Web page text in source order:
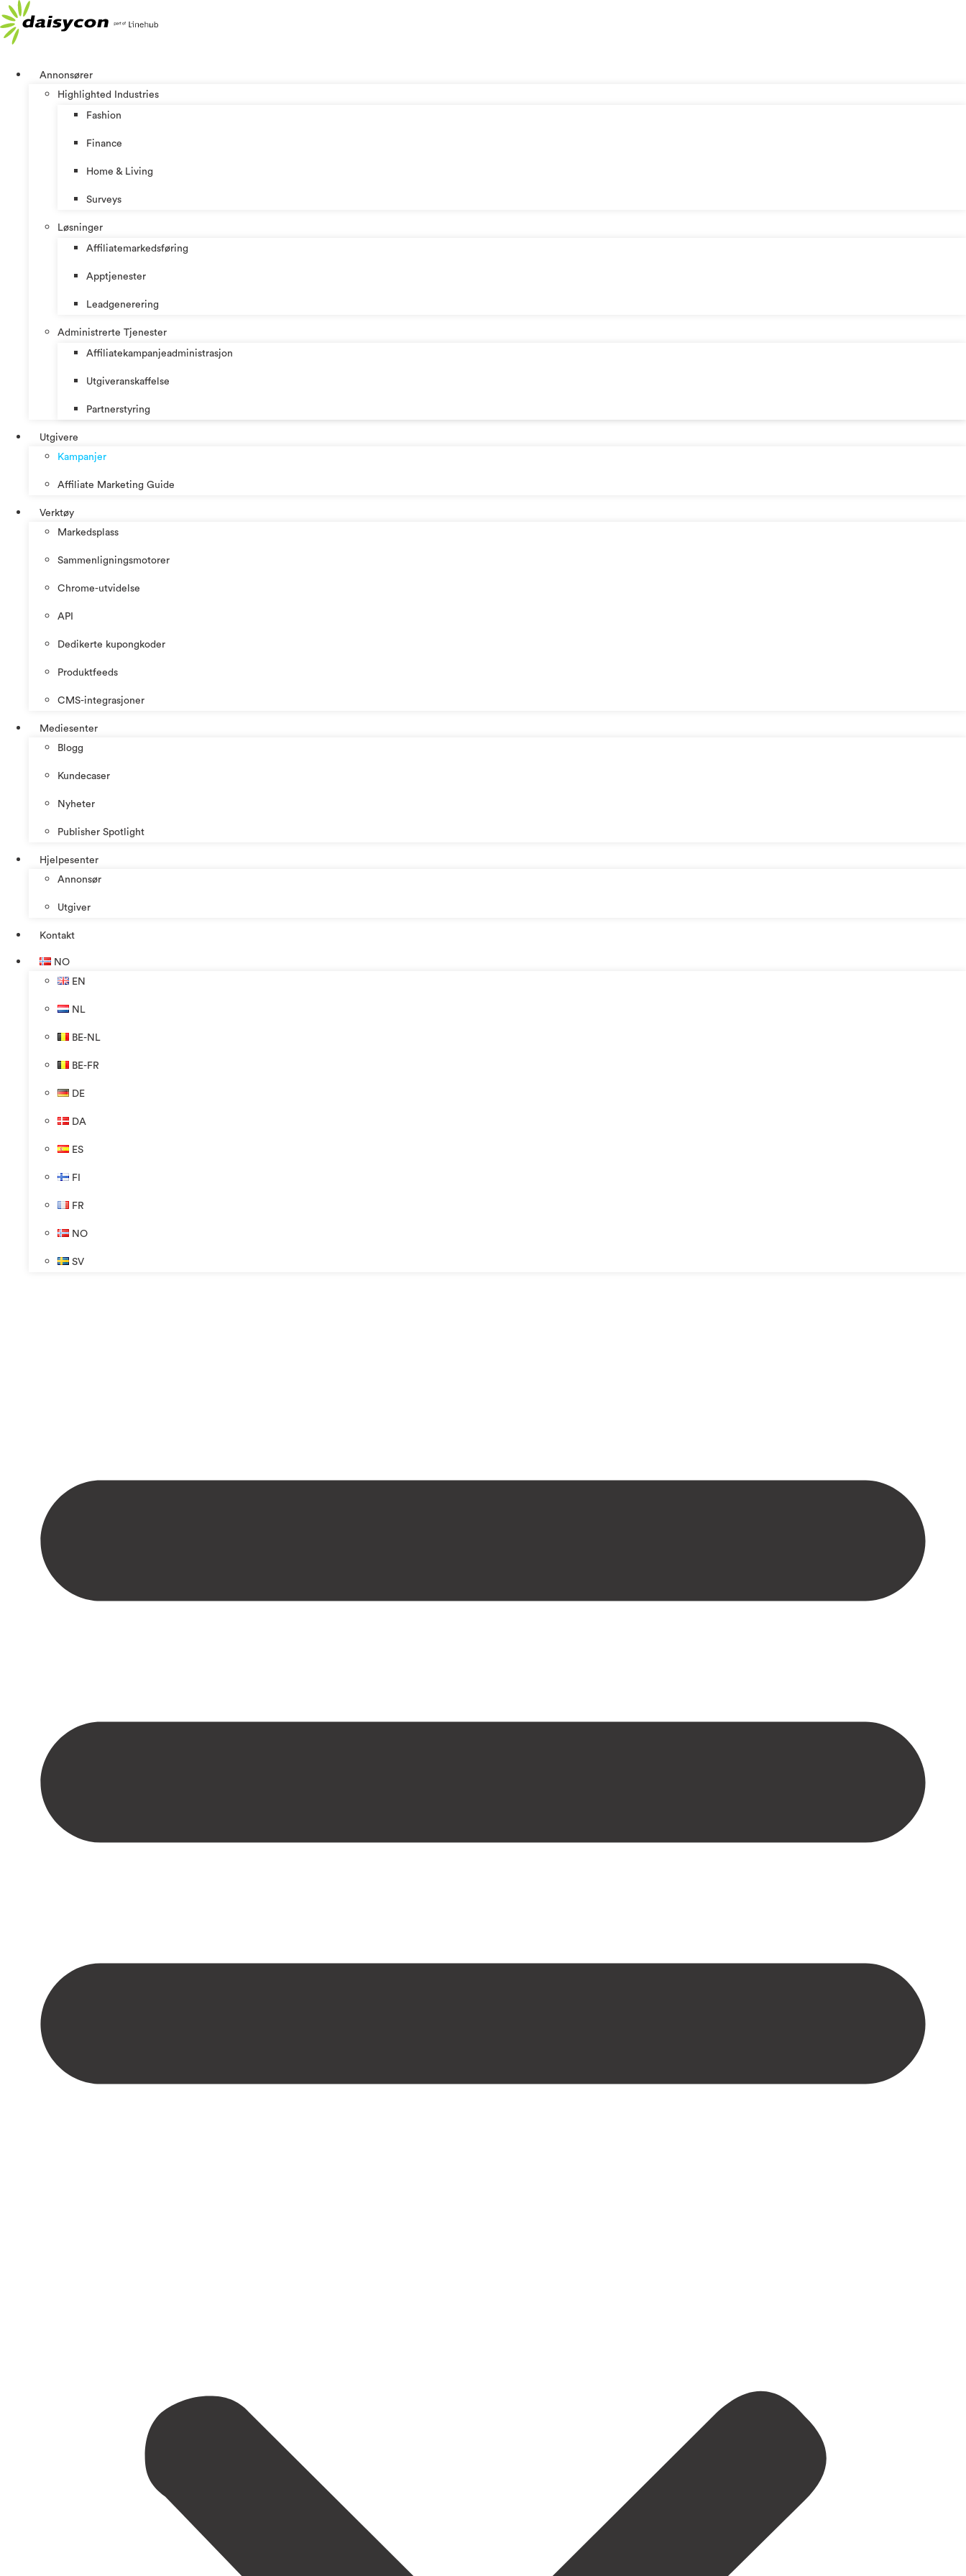
Skip
to
content
Annonsører
Highlighted Industries
Fashion
Finance
Home & Living
Surveys
Løsninger
Affiliatemarkedsføring
Apptjenester
Leadgenerering
Administrerte Tjenester
Affiliatekampanjeadministrasjon
Utgiveranskaffelse
Partnerstyring
Utgivere
Kampanjer
Affiliate Marketing Guide
Verktøy
Markedsplass
Sammenligningsmotorer
Chrome-utvidelse
API
Dedikerte kupongkoder
Produktfeeds
CMS-integrasjoner
Mediesenter
Blogg
Kundecaser
Nyheter
Publisher Spotlight
Hjelpesenter
Annonsør
Utgiver
Kontakt
NO
EN
NL
BE-NL
BE-FR
DE
DA
ES
FI
FR
NO
SV